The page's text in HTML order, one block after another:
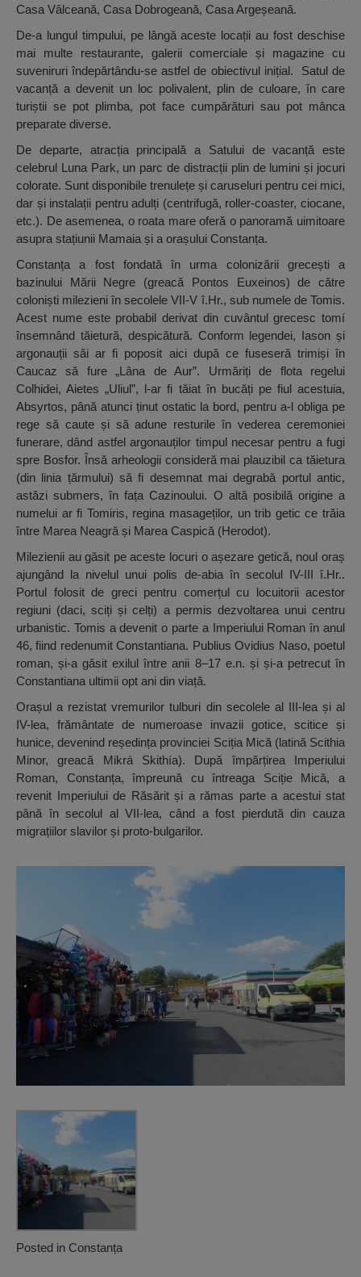
Casa Vâlceană, Casa Dobrogeană, Casa Argeșeană.
De-a lungul timpului, pe lângă aceste locații au fost deschise
mai multe restaurante, galerii comerciale și magazine cu
suveniruri îndepărtându-se astfel de obiectivul inițial. Satul de
vacanță a devenit un loc polivalent, plin de culoare, în care
turiștii se pot plimba, pot face cumpărături sau pot mânca
preparate diverse.
De departe, atracția principală a Satului de vacanță este
celebrul Luna Park, un parc de distracții plin de lumini și jocuri
colorate. Sunt disponibile trenulețe și caruseluri pentru cei mici,
dar și instalații pentru adulți (centrifugă, roller-coaster, ciocane,
etc.). De asemenea, o roata mare oferă o panoramă uimitoare
asupra stațiunii Mamaia și a orașului Constanța.
Constanța a fost fondată în urma colonizării grecești a
bazinului Mării Negre (greacă Pontos Euxeinos) de către
coloniști milezieni în secolele VII-V î.Hr., sub numele de Tomis.
Acest nume este probabil derivat din cuvântul grecesc tomí
însemnând tăietură, despicătură. Conform legendei, Iason și
argonauții săi ar fi poposit aici după ce fuseseră trimiși în
Caucaz să fure „Lâna de Aur”. Urmăriți de flota regelui
Colhidei, Aietes „Uliul”, l-ar fi tăiat în bucăți pe fiul acestuia,
Absyrtos, până atunci ținut ostatic la bord, pentru a-l obliga pe
rege să caute și să adune resturile în vederea ceremoniei
funerare, dând astfel argonauților timpul necesar pentru a fugi
spre Bosfor. Însă arheologii consideră mai plauzibil ca tăietura
(din linia țărmului) să fi desemnat mai degrabă portul antic,
astăzi submers, în fața Cazinoului. O altă posibilă origine a
numelui ar fi Tomiris, regina masageților, un trib getic ce trăia
între Marea Neagră și Marea Caspică (Herodot).
Milezienii au găsit pe aceste locuri o așezare getică, noul oraș
ajungând la nivelul unui polis de-abia în secolul IV-III î.Hr..
Portul folosit de greci pentru comerțul cu locuitorii acestor
regiuni (daci, sciți și celți) a permis dezvoltarea unui centru
urbanistic. Tomis a devenit o parte a Imperiului Roman în anul
46, fiind redenumit Constantiana. Publius Ovidius Naso, poetul
roman, și-a găsit exilul între anii 8–17 e.n. și și-a petrecut în
Constantiana ultimii opt ani din viață.
Orașul a rezistat vremurilor tulburi din secolele al III-lea și al
IV-lea, frământate de numeroase invazii gotice, scitice și
hunice, devenind reședința provinciei Sciția Mică (latină Scithia
Minor, greacă Mikrá Skithía). După împărțirea Imperiului
Roman, Constanța, împreună cu întreaga Sciție Mică, a
revenit Imperiului de Răsărit și a rămas parte a acestui stat
până în secolul al VII-lea, când a fost pierdută din cauza
migrațiilor slavilor și proto-bulgarilor.
Posted in Constanța